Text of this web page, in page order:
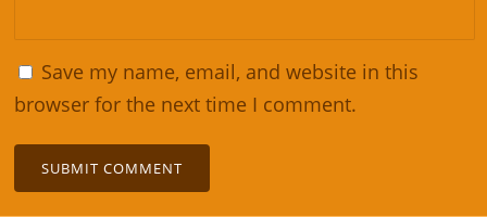
Save my name, email, and website in this
browser for the next time I comment.